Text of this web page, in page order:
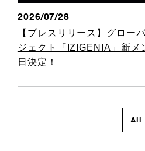
2026/07/28
【プレスリリース】グロー
ジェクト「IZIGENIA」新メ
日決定！
All